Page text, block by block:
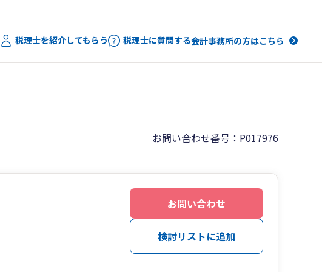
税理士を紹介してもらう 税理士に質問する会計事務所の方はこちら
お問い合わせ番号：P017976
お問い合わせ
検討リストに追加